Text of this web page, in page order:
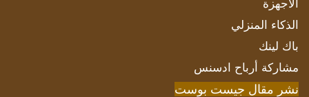
الأجهزة
الذكاء المنزلي
باك لينك
مشاركة أرباح ادسنس
نشر مقال جيست بوست